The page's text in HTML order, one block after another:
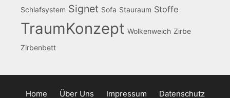
Schlafsystem Signet Sofa Stauraum Stoffe
TraumKonzept Wolkenweich Zirbe
Zirbenbett
Home Über Uns Impressum Datenschutz